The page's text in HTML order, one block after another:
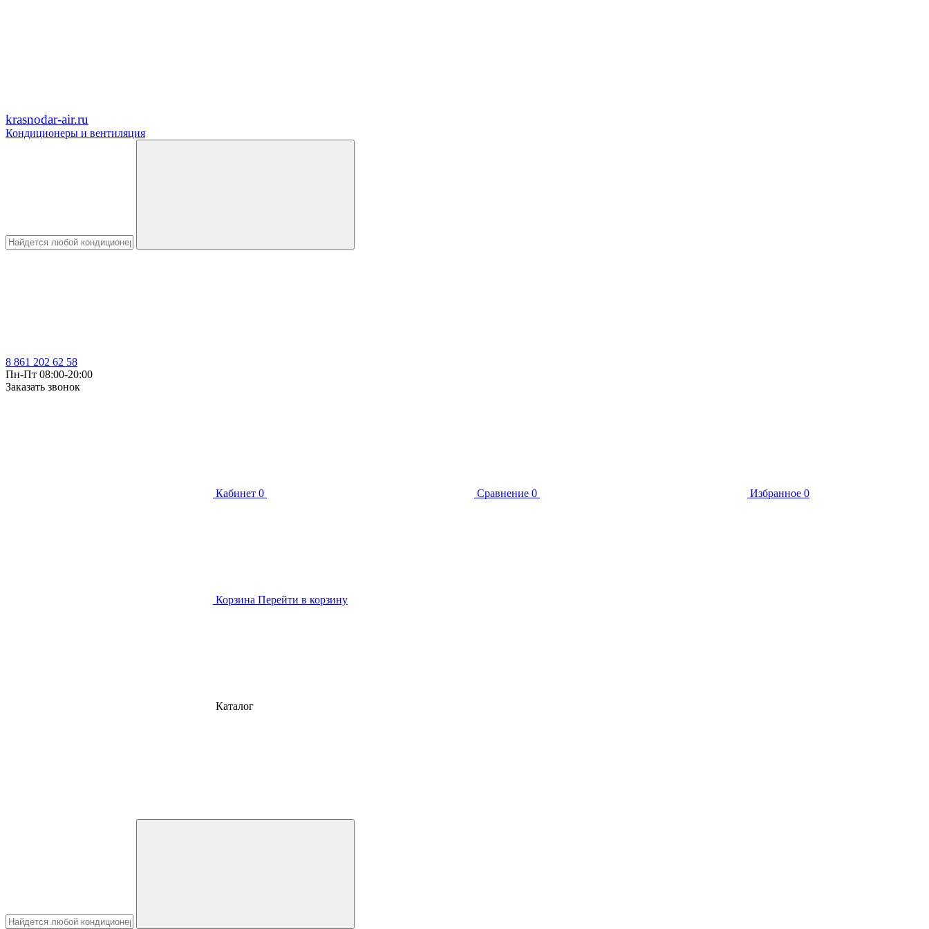
krasnodar-air.ru
Кондиционеры и вентиляция
8 861 202 62 58
Пн-Пт 08:00-20:00
Заказать звонок
Кабинет 0 Сравнение 0 Избранное 0
Корзина Перейти в корзину
Каталог